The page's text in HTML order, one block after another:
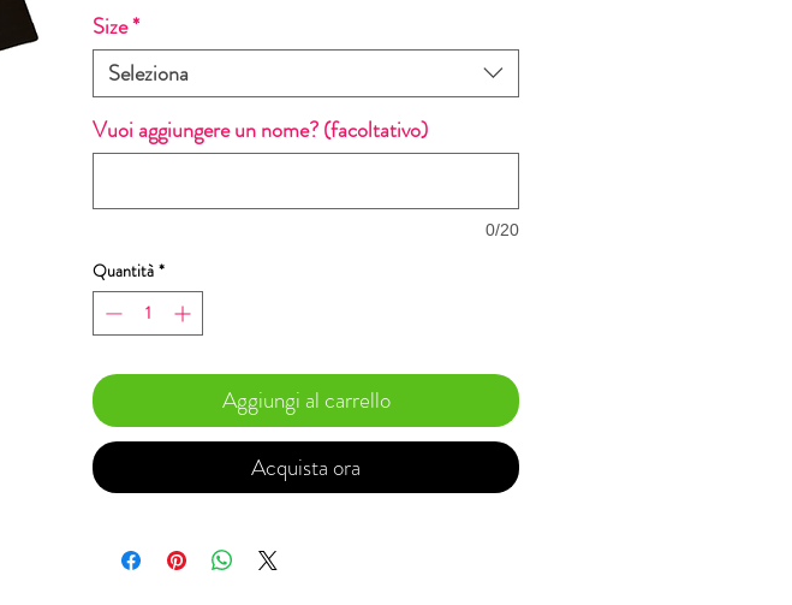
Size*
Seleziona
Vuoi aggiungere un nome? (facoltativo)
0/20
Quantità *
Aggiungi al carrello
Acquista ora